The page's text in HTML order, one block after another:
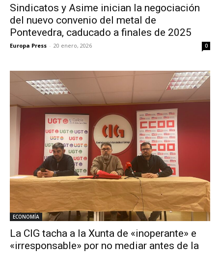
Sindicatos y Asime inician la negociación
del nuevo convenio del metal de
Pontevedra, caducado a finales de 2025
Europa Press - 20 enero, 2026 0
ECONOMÍA
La CIG tacha a la Xunta de «inoperante» e
«irresponsable» por no mediar antes de la